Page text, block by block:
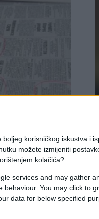
korisničkog iskustva i
možete izmijeniti
kolačića?
services and may gather
behaviour. You may click to
data for below specified
mora da